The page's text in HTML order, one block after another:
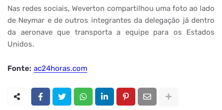
Nas redes sociais, Weverton compartilhou uma foto ao lado
de Neymar e de outros integrantes da delegação já dentro
da aeronave que transporta a equipe para os Estados
Unidos.
Fonte: ac24horas.com